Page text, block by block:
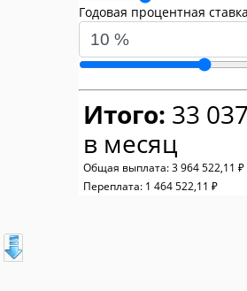
Годовая процентная
Итого: 33
в месяц
Общая выплата: 3 964 522,11 ₽
Переплата: 1 464 522,11 ₽